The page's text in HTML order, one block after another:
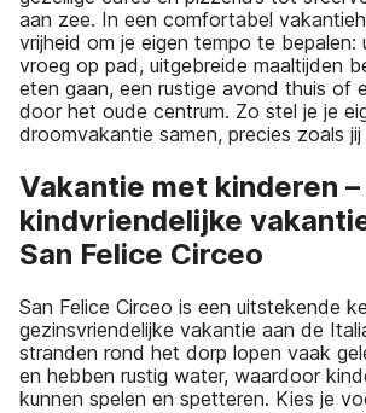
aan zee. In een comfortabel
vrijheid om je eigen tempo te bepalen:
vroeg op pad, uitgebreide maaltijden
eten gaan, een rustige avond thuis of
door het oude centrum. Zo stel je je
droomvakantie samen, precies zoals
Vakantie met kinderen –
kindvriendelijke
San Felice Circeo
San Felice Circeo is een uitstekende
gezinsvriendelijke vakantie aan de
stranden rond het dorp lopen vaak
en hebben rustig water, waardoor
kunnen spelen en spetteren. Kies je